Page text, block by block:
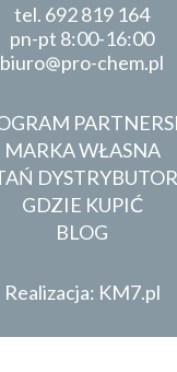
tel. 692 819 164
pn-pt 8:00-16:00
biuro
pro-chem.pl
MARKA WŁASNA
GDZIE KUPIĆ
BLOG
Realizacja: KM7.pl